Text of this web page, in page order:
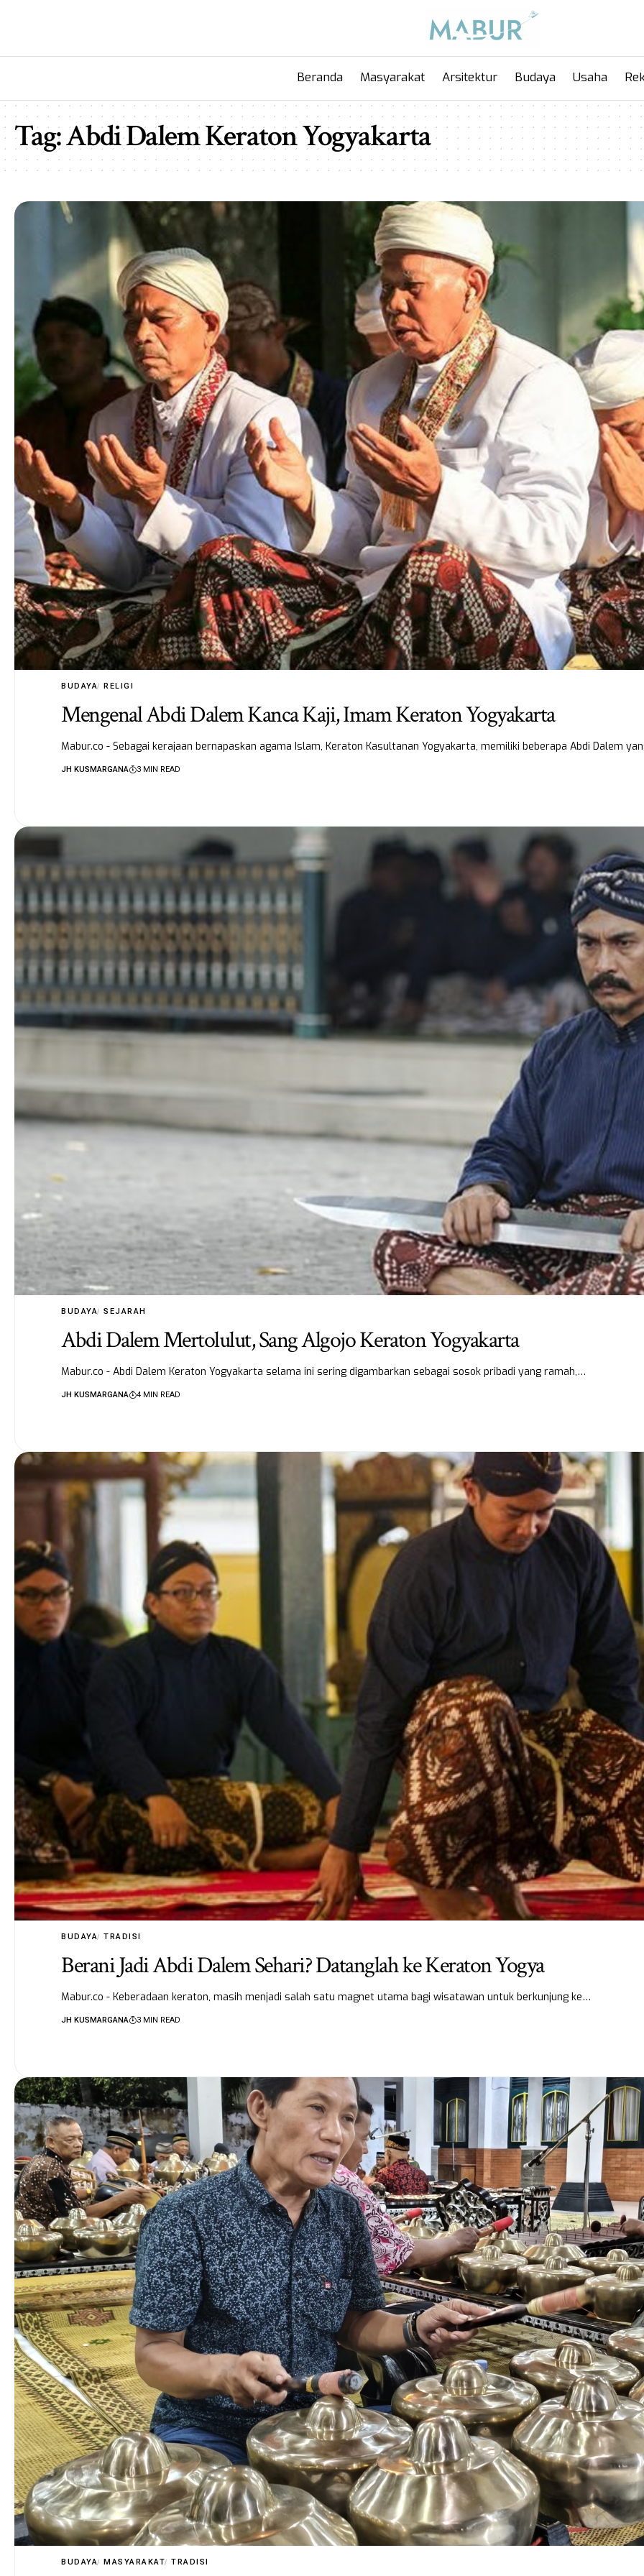
Beranda Masyarakat Arsitektur Budaya Usaha
Tag:Abdi Dalem Keraton Yogyakarta
BUDAYA RELIGI
Mengenal Abdi Dalem Kanca Kaji, Imam Keraton Yogyakarta
Mabur.co - Sebagai kerajaan bernapaskan agama Islam, Keraton Kasultanan Yogyakarta, memiliki beberapa Abdi Dalem
JH KUSMARGANA 3 MIN READ
BUDAYA SEJARAH
Abdi Dalem Mertolulut, Sang Algojo Keraton Yogyakarta
Mabur.co - Abdi Dalem Keraton Yogyakarta selama ini sering digambarkan sebagai sosok pribadi yang ramah,…
JH KUSMARGANA 4 MIN READ
BUDAYA TRADISI
Berani Jadi Abdi Dalem Sehari? Datanglah ke Keraton Yogya
Mabur.co - Keberadaan keraton, masih menjadi salah satu magnet utama bagi wisatawan untuk berkunjung ke…
JH KUSMARGANA 3 MIN READ
BUDAYA MASYARAKAT TRADISI